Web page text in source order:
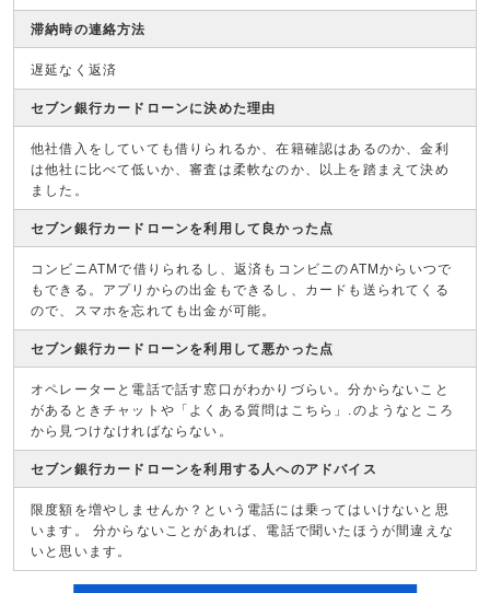
滞納時の連絡方法
遅延なく返済
セブン銀行カードローンに決めた理由
他社借入をしていても借りられるか、在籍確認はあるのか、金利
は他社に比べて低いか、審査は柔軟なのか、以上を踏まえて決め
ました。
セブン銀行カードローンを利用して良かった点
コンビニATMで借りられるし、返済もコンビニのATMからいつで
もできる。アプリからの出金もできるし、カードも送られてくる
ので、スマホを忘れても出金が可能。
セブン銀行カードローンを利用して悪かった点
オペレーターと電話で話す窓口がわかりづらい。分からないこと
があるときチャットや「よくある質問はこちら」.のようなところ
から見つけなければならない。
セブン銀行カードローンを利用する人へのアドバイス
限度額を増やしませんか？という電話には乗ってはいけないと思
います。 分からないことがあれば、電話で聞いたほうが間違えな
いと思います。